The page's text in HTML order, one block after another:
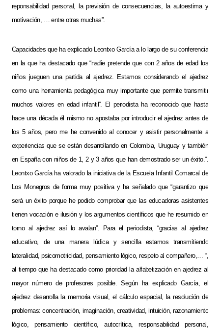
reponsabilidad personal, la previsión de consecuencias, la autoestima y
motivación, … entre otras muchas”.
Capacidades que ha explicado Leontxo García a lo largo de su conferencia
en la que ha destacado que “nadie pretende que con 2 años de edad los
niños jueguen una partida al ajedrez. Estamos considerando el ajedrez
como una herramienta pedagógica muy importante que permite transmitir
muchos valores en edad infantil”. El periodista ha reconocido que hasta
hace una década él mismo no apostaba por introducir el ajedrez antes de
los 5 años, pero me he convenido al conocer y asistir personalmente a
experiencias que se están desarrollando en Colombia, Uruguay y también
en España con niños de 1, 2 y 3 años que han demostrado ser un éxito.”.
Leontxo García ha valorado la iniciativa de la Escuela Infantil Comarcal de
Los Monegros de forma muy positiva y ha señalado que “garantizo que
será un éxito porque he podido comprobar que las educadoras asistentes
tienen vocación e ilusión y los argumentos científicos que he resumido en
torno al ajedrez así lo avalan”. Para el periodista, “gracias al ajedrez
educativo, de una manera lúdica y sencilla estamos transmitiendo
lateralidad, psicomotricidad, pensamiento lógico, respeto al compañero,… “,
al tiempo que ha destacado como prioridad la alfabetización en ajedrez al
mayor número de profesores posible. Según ha explicado García, el
ajedrez desarrolla la memoria visual, el cálculo espacial, la resolución de
problemas: concentración, imaginación, creatividad, intuición, razonamiento
lógico, pensamiento científico, autocrítica, responsabilidad personal,